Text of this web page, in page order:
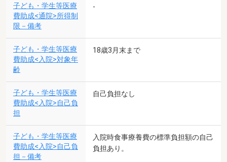
子ども・学生等医療
費助成<通院>所得制
限－備考
-
子ども・学生等医療
費助成<入院>対象年
齢
18歳3月末まで
子ども・学生等医療
費助成<入院>自己負
担
自己負担なし
子ども・学生等医療
費助成<入院>自己負
担－備考
入院時食事療養費の標準負担額の自己
負担あり。